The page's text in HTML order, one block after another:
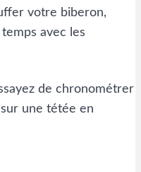
votre biberon,
avec les
de chronométrer
une tétée en